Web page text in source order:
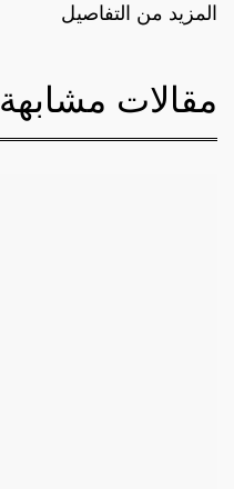
المزيد من التفاصيل
مقالات مشابهة